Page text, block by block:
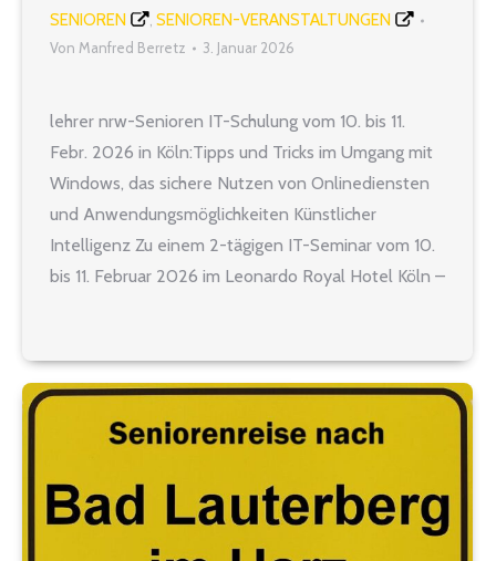
SENIOREN SENIOREN-VERANSTALTUNGEN
Von Manfred Berretz 3. Januar 2026
lehrer nrw-Senioren IT-Schulung vom 10. bis 11.
Febr. 2026 in Köln:Tipps und Tricks im Umgang mit
Windows, das sichere Nutzen von Onlinediensten
und Anwendungsmöglichkeiten Künstlicher
Intelligenz Zu einem 2-tägigen IT-Seminar vom 10.
bis 11. Februar 2026 im Leonardo Royal Hotel Köln –